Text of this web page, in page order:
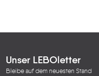
Unser LEBOletter
Bleibe auf dem neuesten Stand